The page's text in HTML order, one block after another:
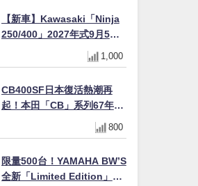
【新車】Kawasaki「Ninja
250/400」2027年式9月5日
日本發售！新塗裝登場×價格
不變×輔助滑動式離合器
1,000
CB400SF日本復活熱潮再
起！本田「CB」系列67年傳
奇解密 與CBR差異一次搞懂
800
限量500台！YAMAHA BW’S
全新「Limited Edition」都